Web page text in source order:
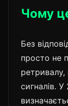
Чому
Без
просто не
ретривалу,
сигналів.